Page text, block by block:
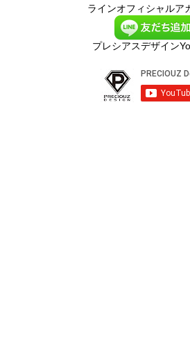
ラインオフィシャルア
プレシアスデザイン